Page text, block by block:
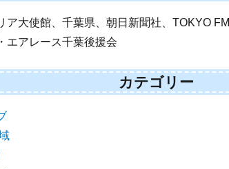
ア大使館、千葉県、朝日新聞社、TOKYO
エアレース千葉後援会
カテゴリー